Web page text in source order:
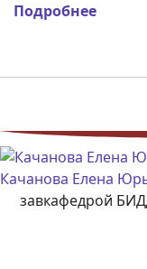
Подробнее
Качанова Елена
завкафедрой